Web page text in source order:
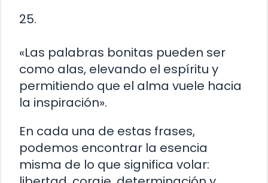
25.
«Las palabras bonitas pueden ser
como alas, elevando el espíritu y
permitiendo que el alma vuele hacia
la inspiración».
En cada una de estas frases,
podemos encontrar la esencia
misma de lo que significa volar: